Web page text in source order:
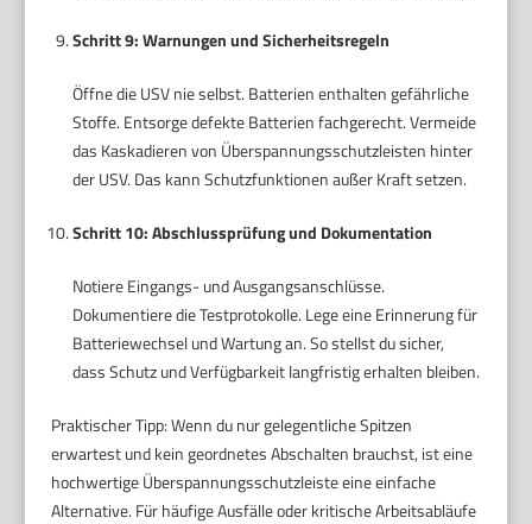
Schritt 9: Warnungen und Sicherheitsregeln
Öffne die USV nie selbst. Batterien enthalten gefährliche
Stoffe. Entsorge defekte Batterien fachgerecht. Vermeide
das Kaskadieren von Überspannungsschutzleisten hinter
der USV. Das kann Schutzfunktionen außer Kraft setzen.
Schritt 10: Abschlussprüfung und Dokumentation
Notiere Eingangs- und Ausgangsanschlüsse.
Dokumentiere die Testprotokolle. Lege eine Erinnerung für
Batteriewechsel und Wartung an. So stellst du sicher,
dass Schutz und Verfügbarkeit langfristig erhalten bleiben.
Praktischer Tipp: Wenn du nur gelegentliche Spitzen
erwartest und kein geordnetes Abschalten brauchst, ist eine
hochwertige Überspannungsschutzleiste eine einfache
Alternative. Für häufige Ausfälle oder kritische Arbeitsabläufe